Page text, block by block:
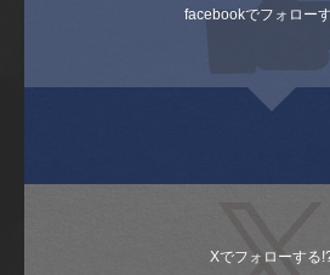
facebookでフォロー
Xでフォローする